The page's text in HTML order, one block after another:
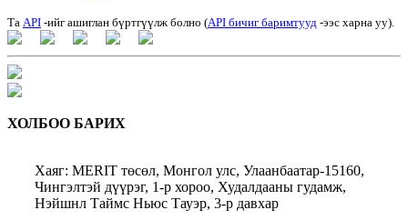
Та API -ийг ашиглан бүртгүүлж болно (API бичиг баримтууд -ээс харна уу).
ХОЛБОО БАРИХ
Хаяг: MERIT төсөл, Монгол улс, Улаанбаатар-15160,
Чингэлтэй дүүрэг, 1-р хороо, Худалдааны гудамж,
Нэйшнл Таймс Ньюс Тауэр, 3-р давхар